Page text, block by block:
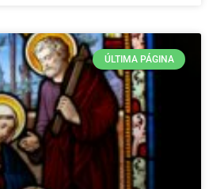
ÚLTIMA PÁGINA